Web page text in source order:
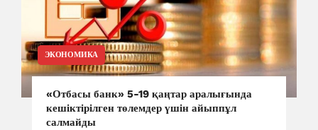
ЭКОНОМИКА
«Отбасы банк» 5-19 қаңтар аралығында
кешіктірілген төлемдер үшін айыппұл
салмайды